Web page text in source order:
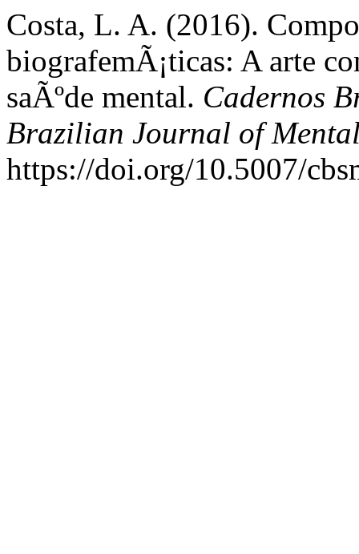
Costa, L. A. (2016).
biografemÃ¡ticas: A arte
saÃºde mental. Cadernos
Brazilian Journal of
https://doi.org/10.5007/